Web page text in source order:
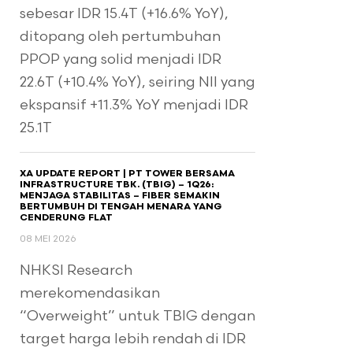
sebesar IDR 15.4T (+16.6% YoY),
ditopang oleh pertumbuhan
PPOP yang solid menjadi IDR
22.6T (+10.4% YoY), seiring NII yang
ekspansif +11.3% YoY menjadi IDR
25.1T
XA UPDATE REPORT | PT TOWER BERSAMA
INFRASTRUCTURE TBK. (TBIG) – 1Q26:
MENJAGA STABILITAS – FIBER SEMAKIN
BERTUMBUH DI TENGAH MENARA YANG
CENDERUNG FLAT
08 MEI 2026
NHKSI Research
merekomendasikan
“Overweight” untuk TBIG dengan
target harga lebih rendah di IDR